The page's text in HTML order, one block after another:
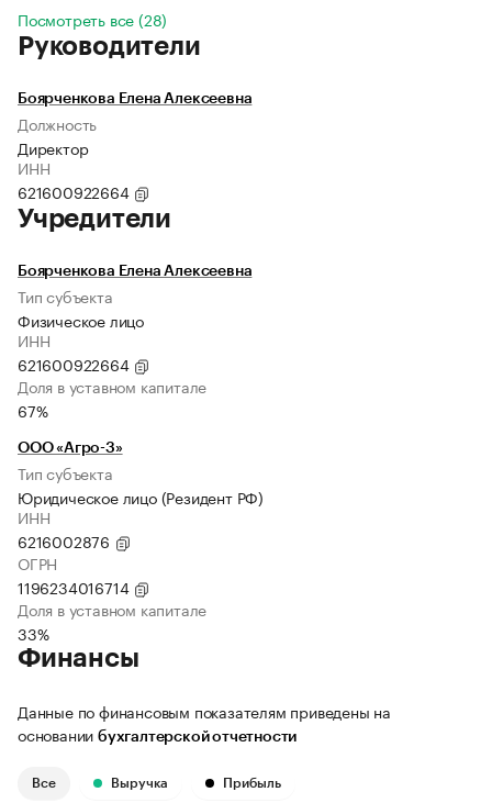
Посмотреть все (28)
Руководители
Боярченкова Елена Алексеевна
Должность
Директор
ИНН
621600922664
Учредители
Боярченкова Елена Алексеевна
Тип субъекта
Физическое лицо
ИНН
621600922664
Доля в уставном капитале
67%
ООО «Агро-3»
Тип субъекта
Юридическое лицо (Резидент РФ)
ИНН
6216002876
ОГРН
1196234016714
Доля в уставном капитале
33%
Финансы
Данные по финансовым показателям приведены на
основании бухгалтерской отчетности
Все Выручка Прибыль